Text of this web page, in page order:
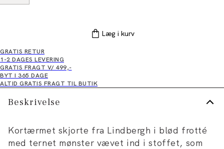
Læg i kurv
GRATIS RETUR
1-2 DAGES LEVERING
GRATIS FRAGT V/ 499,-
BYT I 365 DAGE
ALTID GRATIS FRAGT TIL BUTIK
Beskrivelse
Kortærmet skjorte fra Lindbergh i blød frotté
med ternet mønster vævet ind i stoffet, som